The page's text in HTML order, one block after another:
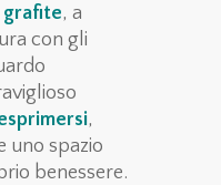
grafite, a
con gli
,
uno spazio
benessere.